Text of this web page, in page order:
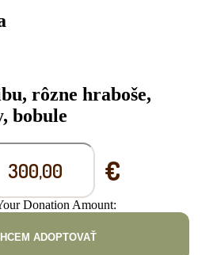
rôzne hraboše,
bobule
€
Donation Amount:
ADOPTOVAŤ